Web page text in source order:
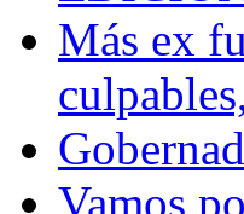
Más ex
Vamos